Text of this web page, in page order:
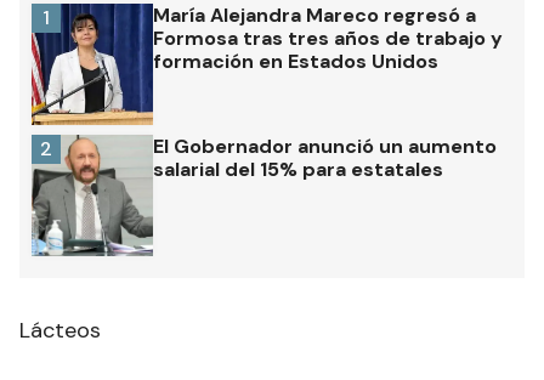
María Alejandra Mareco regresó a
Formosa tras tres años de trabajo y
formación en Estados Unidos
1
El Gobernador anunció un aumento
salarial del 15% para estatales
2
Lácteos